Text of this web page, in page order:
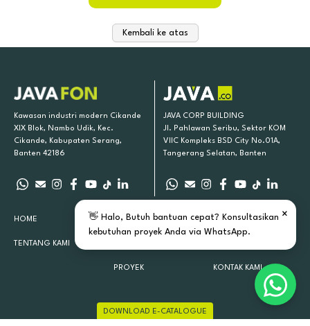
Kembali ke atas
Kawasan industri modern Cikande
XIX Blok, Nambo Udik, Kec.
Cikande, Kabupaten Serang,
Banten 42186
JAVA CORP BUILDING
Jl. Pahlawan Seribu, Sektor KOM
VIIC Kompleks BSD City No.01A,
Tangerang Selatan, Banten
HOME
TENTANG KAMI
PRODUK KAMI
PROYEK
INSPIRASI
KONTAK KAMI
DOWNLOAD E-CATALOGUE
×
👋 Halo, Butuh bantuan cepat? Konsultasikan
kebutuhan proyek Anda via WhatsApp.